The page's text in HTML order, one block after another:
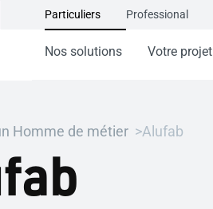
Particuliers Professional
Nos solutions Votre projet
Homme de métier Alufab